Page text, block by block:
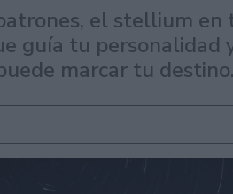
el stellium
guía tu personalidad
marcar tu destino.